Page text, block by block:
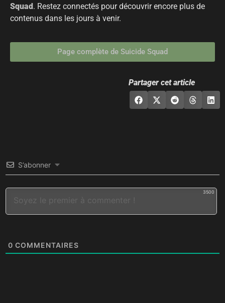
Squad . Restez connectés pour découvrir encore plus de
contenus dans les jours à venir.
Page complète de Suicide Squad
Partager cet article
S’abonner
3500
0 COMMENTAIRES